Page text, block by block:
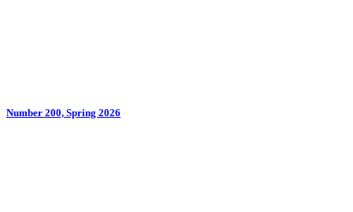
Number 200, Spring 2026